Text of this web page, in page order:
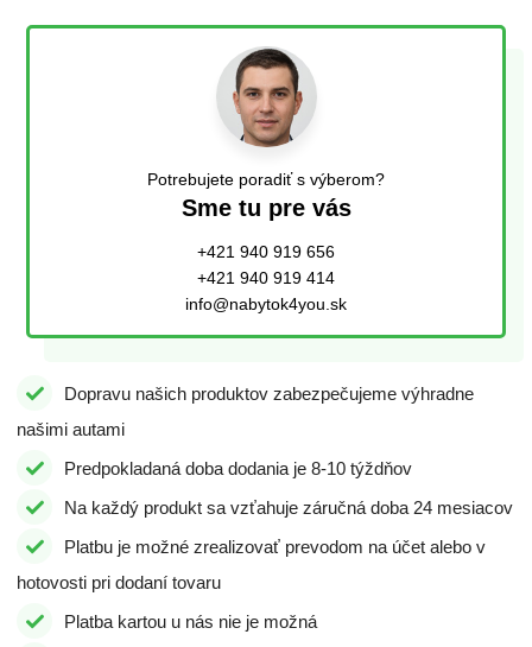
Potrebujete poradiť s výberom?
Sme tu pre vás
+421 940 919 656
+421 940 919 414
info@nabytok4you.sk
Dopravu našich produktov zabezpečujeme výhradne
našimi autami
Predpokladaná doba dodania je 8-10 týždňov
Na každý produkt sa vzťahuje záručná doba 24 mesiacov
Platbu je možné zrealizovať prevodom na účet alebo v
hotovosti pri dodaní tovaru
Platba kartou u nás nie je možná